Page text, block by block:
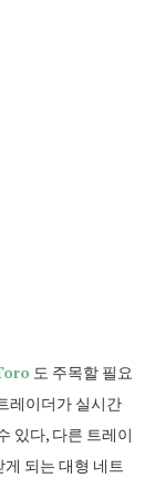
도 주목할 필요
레이더가 실시간
있다, 다른 트레이
되는 대형 네트